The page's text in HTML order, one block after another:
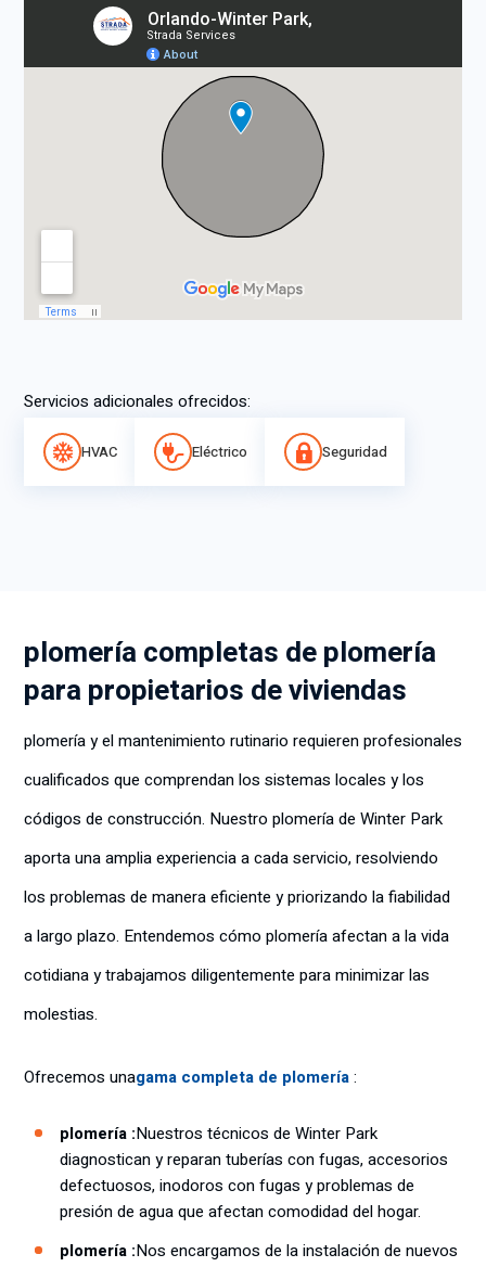
Servicios adicionales ofrecidos:
HVAC Eléctrico Seguridad
plomería completas de plomería
para propietarios de viviendas
plomería y el mantenimiento rutinario requieren profesionales
cualificados que comprendan los sistemas locales y los
códigos de construcción. Nuestro plomería de Winter Park
aporta una amplia experiencia a cada servicio, resolviendo
los problemas de manera eficiente y priorizando la fiabilidad
a largo plazo. Entendemos cómo plomería afectan a la vida
cotidiana y trabajamos diligentemente para minimizar las
molestias.
Ofrecemos unagama completa de plomería:
plomería :Nuestros técnicos de Winter Park
diagnostican y reparan tuberías con fugas, accesorios
defectuosos, inodoros con fugas y problemas de
presión de agua que afectan comodidad del hogar.
plomería :Nos encargamos de la instalación de nuevos